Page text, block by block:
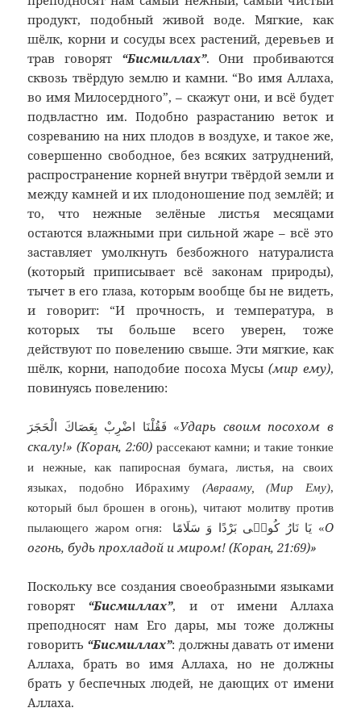
продукт, подобный живой воде. Мягкие, как
шёлк, корни и сосуды всех растений, деревьев и
трав говорят “Бисмиллах”. Они пробиваются
сквозь твёрдую землю и камни. “Во имя Аллаха,
во имя Милосердного”, – скажут они, и всё будет
подвластно им. Подобно разрастанию веток и
созреванию на них плодов в воздухе, и такое же,
совершенно свободное, без всяких затруднений,
распространение корней внутри твёрдой земли и
между камней и их плодоношение под землёй; и
то, что нежные зелёные листья месяцами
остаются влажными при сильной жаре – всё это
заставляет умолкнуть безбожного натуралиста
(который приписывает всё законам природы),
тычет в его глаза, которым вообще бы не видеть,
и говорит: “И прочность, и температура, в
которых ты больше всего уверен, тоже
действуют по повелению свыше. Эти мягкие, как
шёлк, корни, наподобие посоха Мусы (мир ему),
повинуясь повелению:
فَقُلْنَا اضْرِبْ بِعَصَاكَ الْحَجَرَ «Ударь своим посохом в
скалу!» (Коран, 2:60) рассекают камни; и такие тонкие
и нежные, как папиросная бумага, листья, на своих
языках, подобно Ибрахиму (Аврааму, (Мир Ему),
который был брошен в огонь), читают молитву против
пылающего жаром огня:
يَا نَارُ كُونٖى بَرْدًا وَ سَلَامًا «О
огонь, будь прохладой и миром! (Коран, 21:69)»
Поскольку все создания своеобразными языками
говорят “Бисмиллах”, и от имени Аллаха
преподносят нам Его дары, мы тоже должны
говорить “Бисмиллах”: должны давать от имени
Аллаха, брать во имя Аллаха, но не должны
брать у беспечных людей, не дающих от имени
Аллаха.